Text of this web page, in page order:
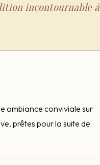
incontournable à
ambiance conviviale sur
prêtes pour la suite de